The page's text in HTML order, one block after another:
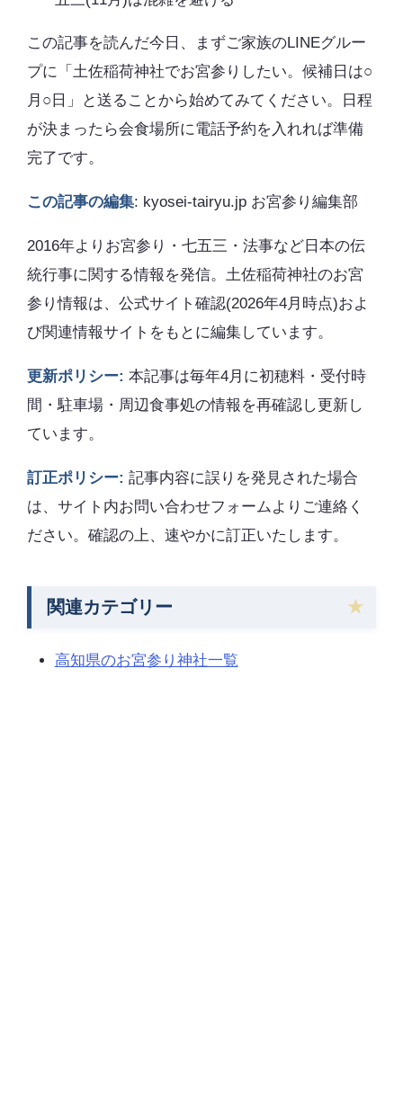
この記事を読んだ今日、まずご家族のLINEグルー
プに「土佐稲荷神社でお宮参りしたい。候補日は○
月○日」と送ることから始めてみてください。日程
が決まったら会食場所に電話予約を入れれば準備
完了です。
この記事の編集: kyosei-tairyu.jp お宮参り編集部
2016年よりお宮参り・七五三・法事など日本の伝
統行事に関する情報を発信。土佐稲荷神社のお宮
参り情報は、公式サイト確認(2026年4月時点)およ
び関連情報サイトをもとに編集しています。
更新ポリシー: 本記事は毎年4月に初穂料・受付時
間・駐車場・周辺食事処の情報を再確認し更新し
ています。
訂正ポリシー: 記事内容に誤りを発見された場合
は、サイト内お問い合わせフォームよりご連絡く
ださい。確認の上、速やかに訂正いたします。
関連カテゴリー
高知県のお宮参り神社一覧